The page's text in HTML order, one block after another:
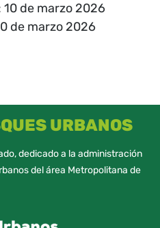
de marzo 2026
de marzo 2026
URBANOS
dedicado a la administración
del área Metropolitana de